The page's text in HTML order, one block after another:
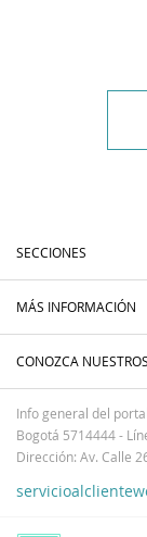
SECCIONES
MÁS INFORMACIÓN
CONOZCA
Info general del
Bogotá 5714444 -
Dirección: Av. Calle